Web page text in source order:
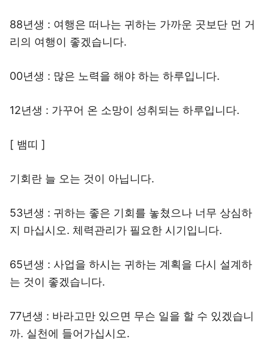
88년생 : 여행은 떠나는 귀하는 가까운 곳보단 먼 거
리의 여행이 좋겠습니다.
00년생 : 많은 노력을 해야 하는 하루입니다.
12년생 : 가꾸어 온 소망이 성취되는 하루입니다.
[ 뱀띠 ]
기회란 늘 오는 것이 아닙니다.
53년생 : 귀하는 좋은 기회를 놓쳤으나 너무 상심하
지 마십시오. 체력관리가 필요한 시기입니다.
65년생 : 사업을 하시는 귀하는 계획을 다시 설계하
는 것이 좋겠습니다.
77년생 : 바라고만 있으면 무슨 일을 할 수 있겠습니
까. 실천에 들어가십시오.